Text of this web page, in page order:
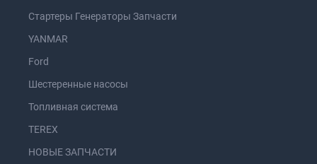
Стартеры Генераторы Запчасти
YANMAR
Ford
Шестеренные насосы
Топливная система
TEREX
НОВЫЕ ЗАПЧАСТИ